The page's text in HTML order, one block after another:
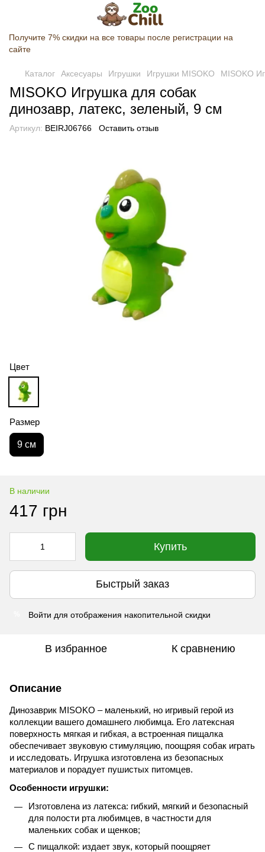
Получите 7% скидки на все товары после регистрации на
сайте
Каталог Аксесуары Игрушки Игрушки MISOKO MISOKO
MISOKO Игрушка для собак
динозавр, латекс, зеленый, 9 см
Артикул: BEIRJ06766 Оставить отзыв
Цвет
Размер
9 см
В наличии
417 грн
Купить
Быстрый заказ
Войти для отображения накопительной скидки
В избранное К сравнению
Описание
Динозаврик MISOKO – маленький, но игривый герой из
коллекции вашего домашнего любимца. Его латексная
поверхность мягкая и гибкая, а встроенная пищалка
обеспечивает звуковую стимуляцию, поощряя собак играть
и исследовать. Игрушка изготовлена из безопасных
материалов и порадует пушистых питомцев.
Особенности игрушки:
Изготовлена из латекса: гибкий, мягкий и безопасный
для полости рта любимцев, в частности для
маленьких собак и щенков;
С пищалкой: издает звук, который поощряет